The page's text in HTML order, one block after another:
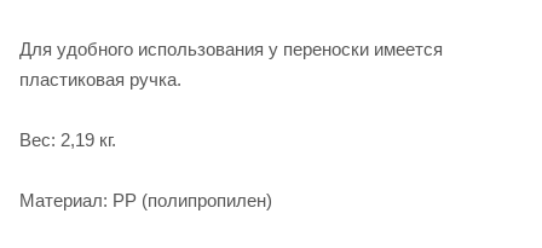
Для удобного использования у переноски имеется
пластиковая ручка.
Вес: 2,19 кг.
Материал: PP (полипропилен)